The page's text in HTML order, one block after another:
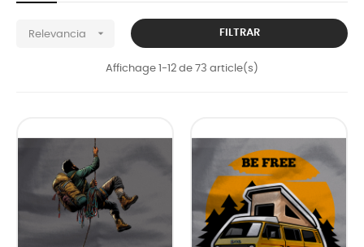
Relevancia  FILTRAR
Affichage 1-12 de 73 article(s)